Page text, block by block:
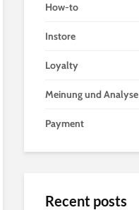
How-to
Instore
Loyalty
Meinung und Analyse
Payment
Recent posts